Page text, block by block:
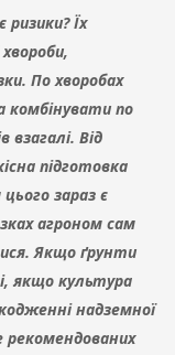
Їх
По хворобах
комбінувати по
взагалі. Від
підготовка
зараз є
агроном сам
Якщо ґрунти
якщо культура
надземної
рекомендованих